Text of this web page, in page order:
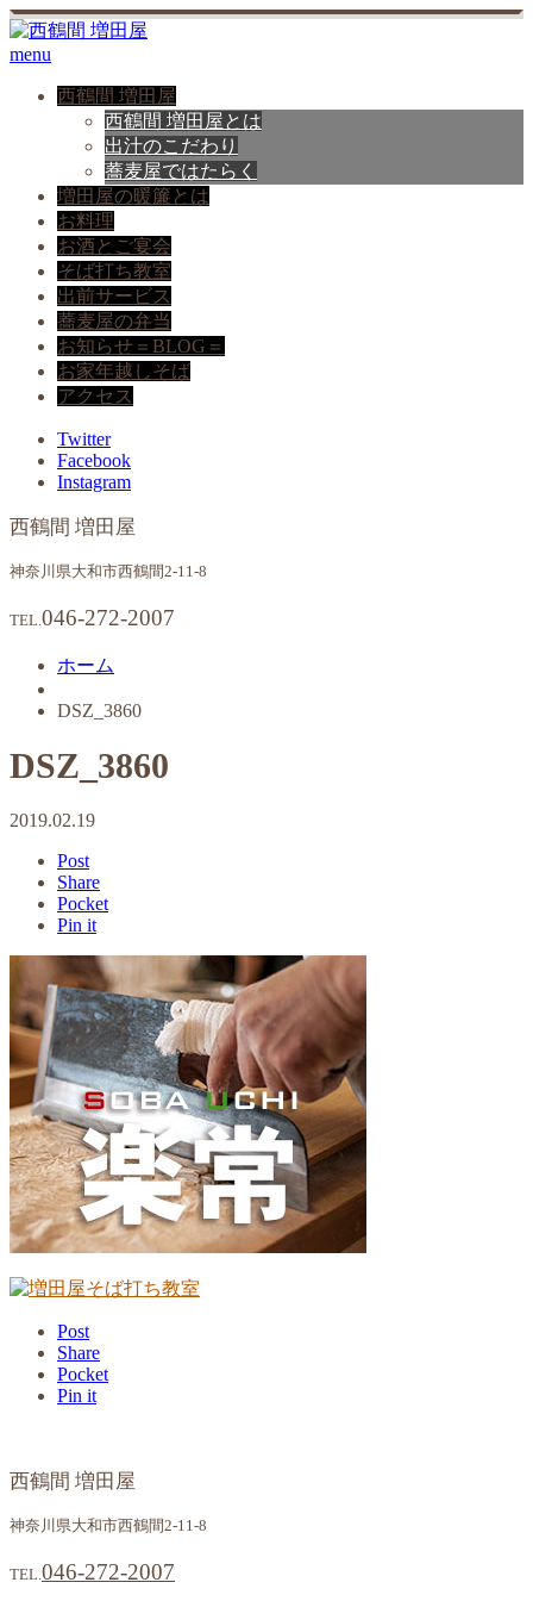
menu
西鶴間 増田屋
西鶴間 増田屋とは
出汁のこだわり
蕎麦屋ではたらく
増田屋の暖簾とは
お料理
お酒とご宴会
そば打ち教室
出前サービス
蕎麦屋の弁当
お知らせ＝BLOG＝
お家年越しそば
アクセス
Twitter
Facebook
Instagram
西鶴間 増田屋
神奈川県大和市西鶴間2-11-8
TEL.046-272-2007
ホーム
DSZ_3860
DSZ_3860
2019.02.19
Post
Share
Pocket
Pin it
Post
Share
Pocket
Pin it
西鶴間 増田屋
神奈川県大和市西鶴間2-11-8
TEL.046-272-2007